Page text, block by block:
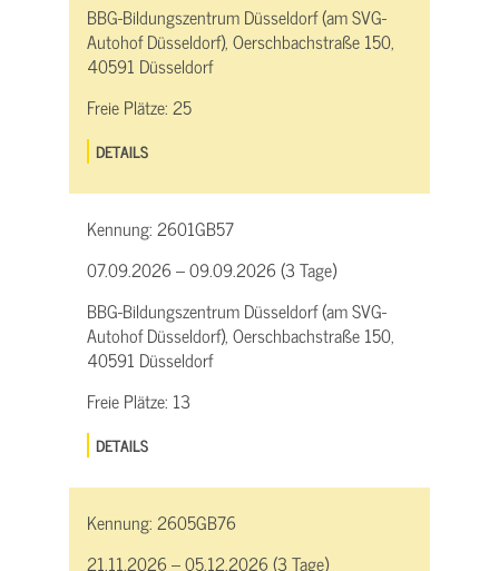
BBG-Bildungszentrum Düsseldorf (am SVG-
Autohof Düsseldorf), Oerschbachstraße 150,
40591 Düsseldorf
Freie Plätze:25
DETAILS
Kennung:2601GB57
07.09.2026 – 09.09.2026 (3 Tage)
BBG-Bildungszentrum Düsseldorf (am SVG-
Autohof Düsseldorf), Oerschbachstraße 150,
40591 Düsseldorf
Freie Plätze: 13
DETAILS
Kennung:2605GB76
21.11.2026 – 05.12.2026 (3 Tage)